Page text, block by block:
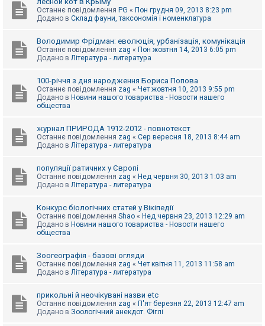
е
и
е
ш
к
м
г
Останнє повідомлення PG « Пон грудня 09, 2013 8:23 pm
Додано в Склад фауни, таксономія і номенклатура
Володимир Фрідман: еволюція, урбанізація, комунікація
Останнє повідомлення zag « Пон жовтня 14, 2013 6:05 pm
Додано в Література - литература
100-річчя з дня народження Бориса Попова
Останнє повідомлення zag « Чет жовтня 10, 2013 9:55 pm
Додано в Новини нашого товариства - Новости нашего
общества
журнал ПРИРОДА 1912-2012 - повнотекст
Останнє повідомлення zag « Сер вересня 18, 2013 8:44 am
Додано в Література - литература
популяції ратичних у Європі
Останнє повідомлення zag « Нед червня 30, 2013 1:03 am
Додано в Література - литература
Конкурс біологічних статей у Вікіпедії
Останнє повідомлення Shao « Нед червня 23, 2013 12:29 am
Додано в Новини нашого товариства - Новости нашего
общества
Зоогеографія - базові огляди
Останнє повідомлення zag « Чет квітня 11, 2013 11:58 am
Додано в Література - литература
прикольні й неочікувані назви etc
Останнє повідомлення zag « П'ят березня 22, 2013 12:47 am
Додано в Зоологічний анекдот. Фіглі